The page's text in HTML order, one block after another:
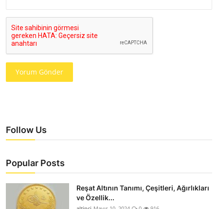
Yorum Gönder
Follow Us
Popular Posts
Reşat Altının Tanımı, Çeşitleri, Ağırlıkları
ve Özellik...